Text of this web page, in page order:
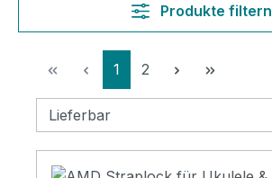
Produkte filtern
Seite
1 Seite
2